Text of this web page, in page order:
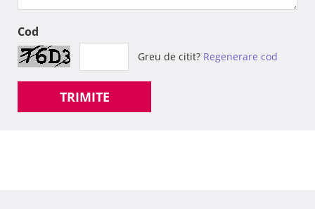
Cod
Greu de citit? Regenerare cod
TRIMITE